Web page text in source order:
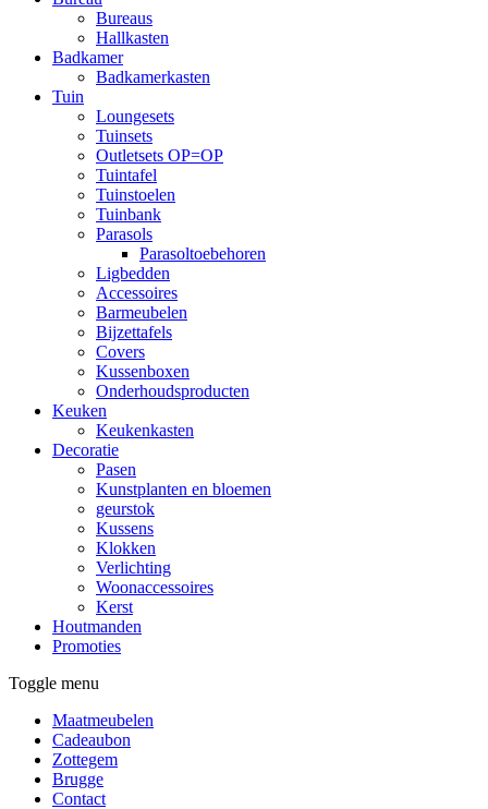
Bureaus
Hallkasten
Badkamer
Badkamerkasten
Tuin
Loungesets
Tuinsets
Outletsets OP=OP
Tuintafel
Tuinstoelen
Tuinbank
Parasols
Parasoltoebehoren
Ligbedden
Accessoires
Barmeubelen
Bijzettafels
Covers
Kussenboxen
Onderhoudsproducten
Keuken
Keukenkasten
Decoratie
Pasen
Kunstplanten en bloemen
geurstok
Kussens
Klokken
Verlichting
Woonaccessoires
Kerst
Houtmanden
Promoties
Toggle menu
Maatmeubelen
Cadeaubon
Zottegem
Brugge
Contact